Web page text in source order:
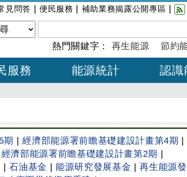
見問答 便民服務 補助業務揭露公開專區
熱門關鍵字： 再生能源 節約
服務 能源統計 認識
期 |經濟部能源署前瞻基礎建設計畫第4期
經濟部能源署前瞻基礎建設計畫第2期
|石油基金 能源研究發展基金 |再生能源